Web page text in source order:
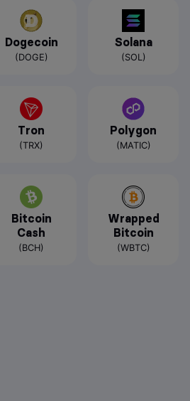
Dogecoin
(DOGE)
Solana
(SOL)
Tron
(TRX)
Polygon
(MATIC)
Bitcoin
Cash
(BCH)
Wrapped
Bitcoin
(WBTC)